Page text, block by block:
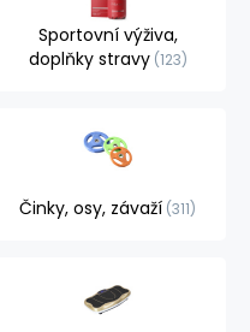
Sportovní výživa,
doplňky stravy 123
Činky, osy, závaží 311